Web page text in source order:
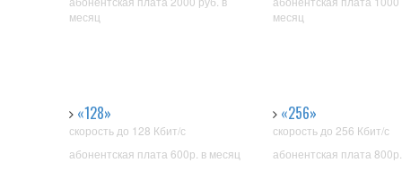
месяц
месяц
«128»
скорость до 128 Кбит/с
абонентская плата 600р. в месяц
«256»
скорость до 256 Кбит/с
абонентская плата